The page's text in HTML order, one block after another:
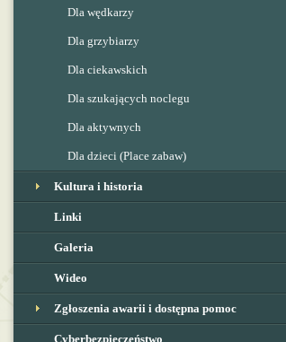
Dla wędkarzy
Dla grzybiarzy
Dla ciekawskich
Dla szukających noclegu
Dla aktywnych
Dla dzieci (Place zabaw)
Kultura i historia
Linki
Galeria
Wideo
Zgłoszenia awarii i dostępna pomoc
Cyberbezpieczeństwo